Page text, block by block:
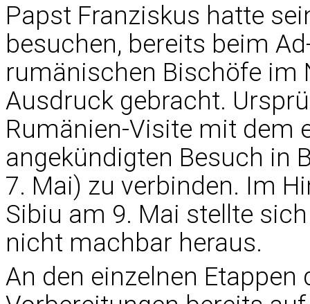
Papst Franziskus hatte
besuchen, bereits beim
rumänischen Bischöfe im
Ausdruck gebracht.
Rumänien-Visite mit dem
angekündigten Besuch in
7. Mai) zu verbinden. Im
Sibiu am 9. Mai stellte
nicht machbar heraus.
An den einzelnen